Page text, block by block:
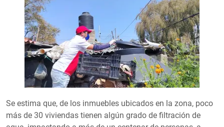
Se estima que, de los inmuebles ubicados en la zona, poco
más de 30 viviendas tienen algún grado de filtración de